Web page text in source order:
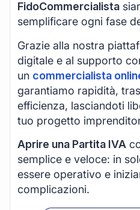
FidoCommercialista
semplificare ogni fase
Grazie alla nostra
digitale e al supporto
un commercialista
garantiamo rapidità,
efficienza, lasciandoti
tuo progetto
Aprire una Partita IVA
semplice e veloce: in
essere operativo e
complicazioni.